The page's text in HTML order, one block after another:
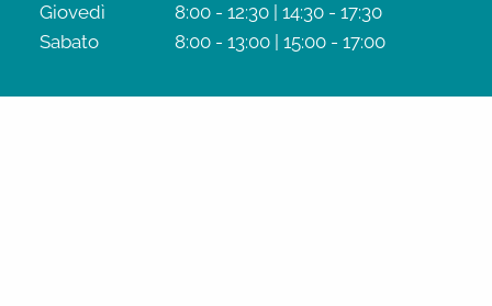
Giovedì
8:00 - 12:30 | 14:30 - 17:30
Sabato
8:00 - 13:00 | 15:00 - 17:00